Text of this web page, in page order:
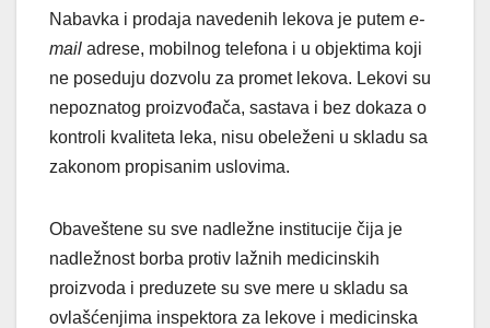
Nabavka i prodaja navedenih lekova je putem e-
mail adrese, mobilnog telefona i u objektima koji
ne poseduju dozvolu za promet lekova. Lekovi su
nepoznatog proizvođača, sastava i bez dokaza o
kontroli kvaliteta leka, nisu obeleženi u skladu sa
zakonom propisanim uslovima.
Obaveštene su sve nadležne institucije čija je
nadležnost borba protiv lažnih medicinskih
proizvoda i preduzete su sve mere u skladu sa
ovlašćenjima inspektora za lekove i medicinska